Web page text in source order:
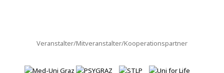
Veranstalter/Mitveranstalter/Kooperationspartner